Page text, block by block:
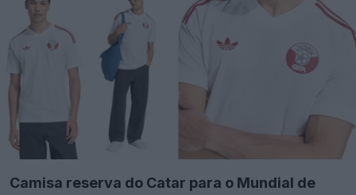
Camisa reserva do Catar para o Mundial de